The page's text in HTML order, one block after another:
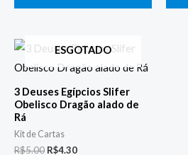
ESGOTADO
3 Deuses Egípcios Slifer
Obelisco Dragão alado de
Rá
Kit de Cartas
R$5.00
preço
original
R$5.00.
R$4.30
O
preço
atual
R$4.30.